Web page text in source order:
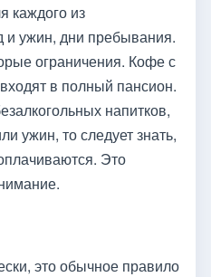
каждого из
и ужин, дни пребывания.
ограничения. Кофе с
в полный пансион.
напитков,
ужин, то следует знать,
Это
это обычное правило